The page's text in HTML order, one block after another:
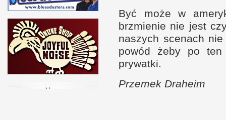
Być może w a
brzmienie nie jest
naszych scenach
powód żeby po
prywatki.
Prze­mek Draheim